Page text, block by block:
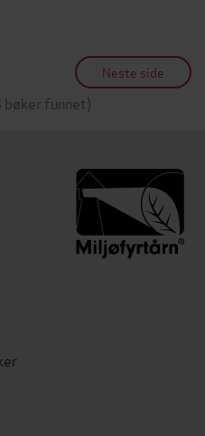
Neste side
bøker funnet)